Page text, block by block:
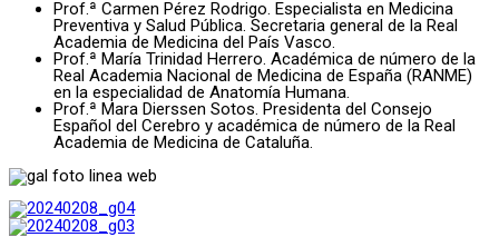
Prof.ª Carmen Pérez Rodrigo. Especialista en Medicina
Preventiva y Salud Pública. Secretaria general de la Real
Academia de Medicina del País Vasco.
Prof.ª María Trinidad Herrero. Académica de número de la
Real Academia Nacional de Medicina de España (RANME)
en la especialidad de Anatomía Humana.
Prof.ª Mara Dierssen Sotos. Presidenta del Consejo
Español del Cerebro y académica de número de la Real
Academia de Medicina de Cataluña.